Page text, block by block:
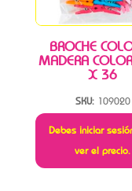
BROCHE
MADERA
X 36
SKU: 109020
Debes iniciar
ver el precio.